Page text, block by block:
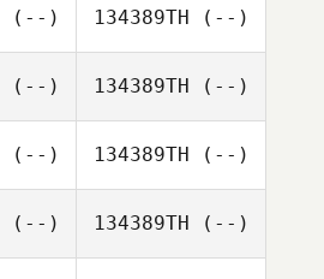
(--) 134389TH (--)
(--) 134389TH (--)
(--) 134389TH (--)
(--) 134389TH (--)